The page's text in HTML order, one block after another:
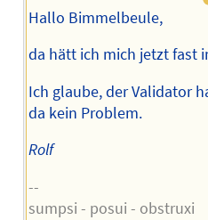
Hallo Bimmelbeule,
da hätt ich mich jetzt fast
Ich glaube, der Validator
da kein Problem.
Rolf
--
sumpsi - posui - obstruxi